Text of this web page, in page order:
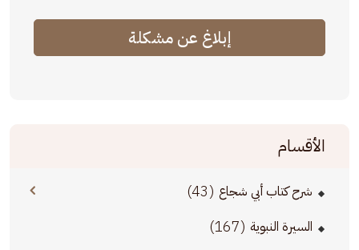
إبلاغ عن مشكلة
الأقسام
شرح كتاب أبي شجاع (43)
السيرة النبوية (167)